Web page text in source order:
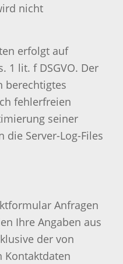
nicht
erfolgt auf
1 lit. f DSGVO. Der
berechtigtes
fehlerfreien
seiner
die Server-Log-Files
Anfragen
Ihre Angaben aus
der von
Kontaktdaten